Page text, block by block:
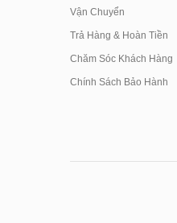
Vận Chuyển
Trả Hàng & Hoàn Tiền
Chăm Sóc Khách Hàng
Chính Sách Bảo Hành